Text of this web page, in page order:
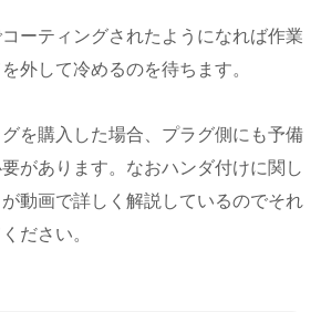
ーティングされたようになれば作業
外して冷めるのを待ちます。
を購入した場合、プラグ側にも予備
があります。なおハンダ付けに関し
動画で詳しく解説しているのでそれ
ださい。